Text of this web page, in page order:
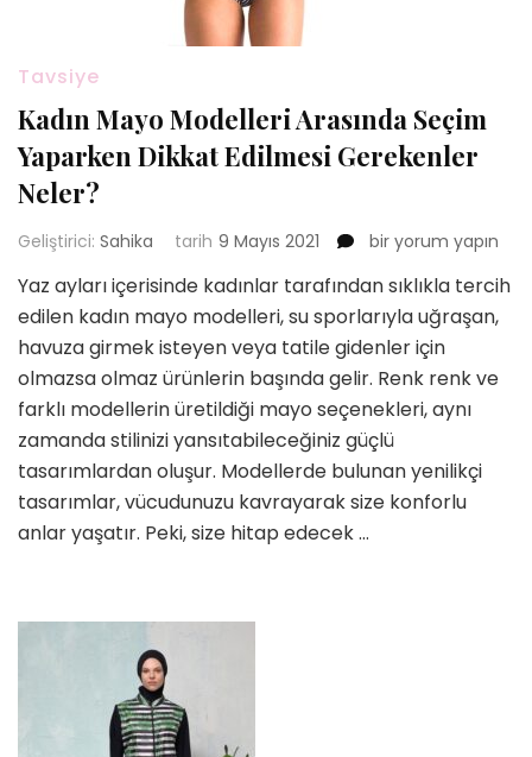
Tavsiye
Kadın Mayo Modelleri Arasında Seçim
Yaparken Dikkat Edilmesi Gerekenler
Neler?
Geliştirici: Sahika tarih 9 Mayıs 2021
Kadın
Modelleri
Arasında
Seçim
Yaparken
Dikkat
Edilmesi
Gerekenler
Neler?
için
bir yorum yapın
Yaz ayları içerisinde kadınlar tarafından sıklıkla tercih
edilen kadın mayo modelleri, su sporlarıyla uğraşan,
havuza girmek isteyen veya tatile gidenler için
olmazsa olmaz ürünlerin başında gelir. Renk renk ve
farklı modellerin üretildiği mayo seçenekleri, aynı
zamanda stilinizi yansıtabileceğiniz güçlü
tasarımlardan oluşur. Modellerde bulunan yenilikçi
tasarımlar, vücudunuzu kavrayarak size konforlu
anlar yaşatır. Peki, size hitap edecek …